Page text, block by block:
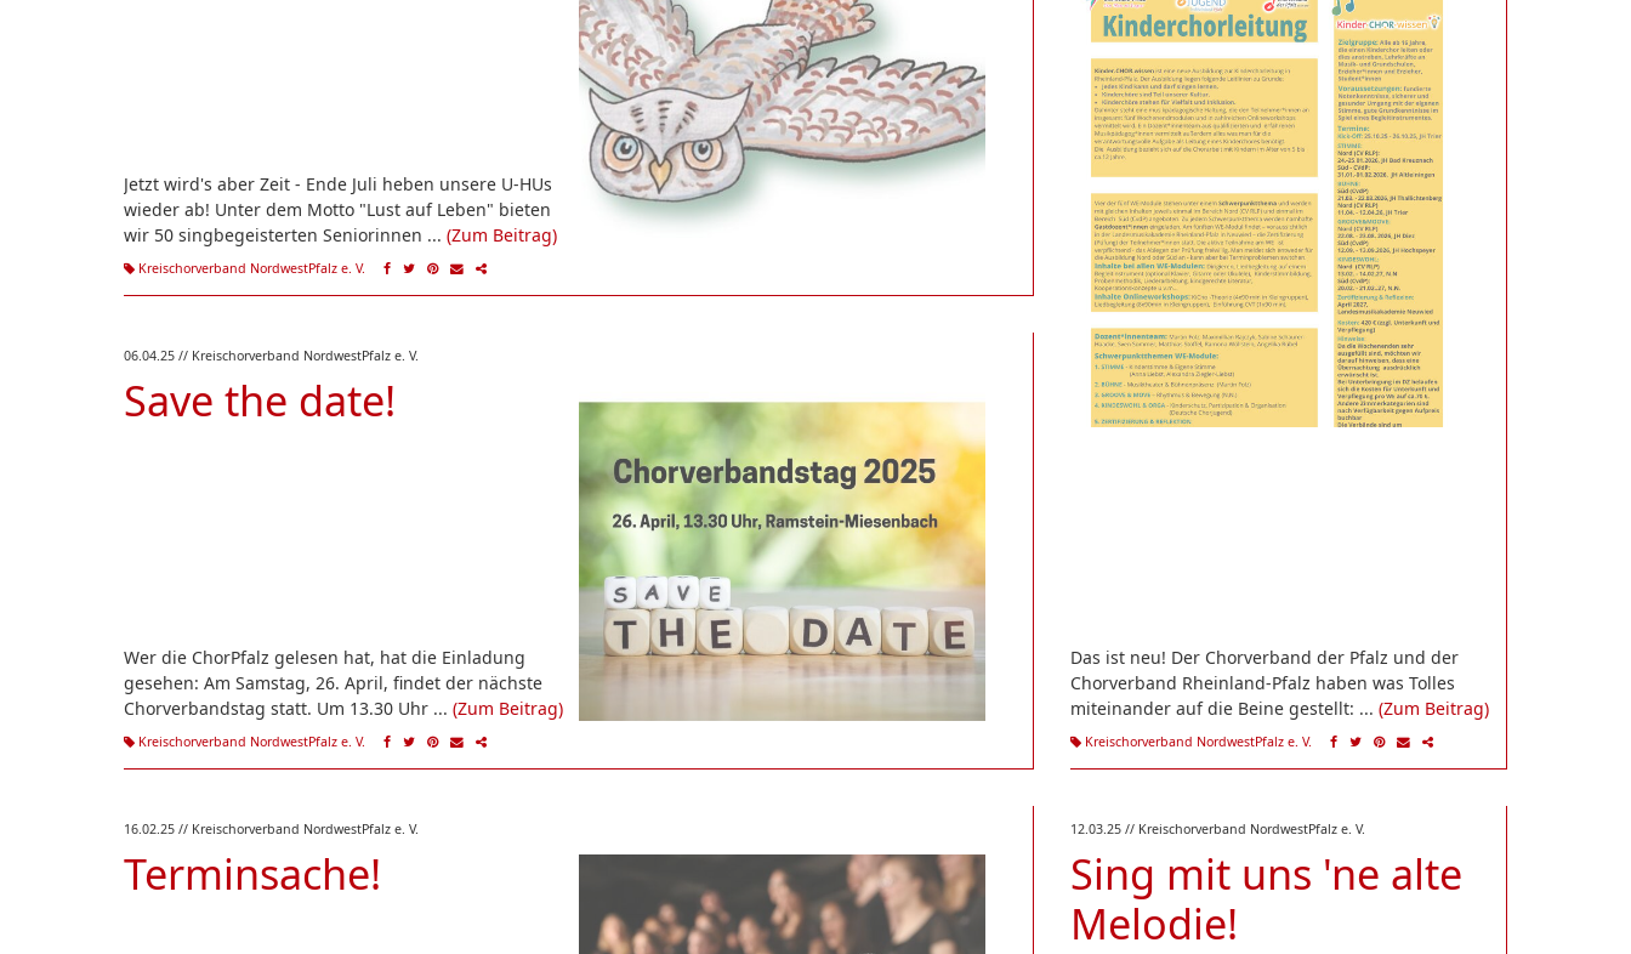
Jetzt wird's aber Zeit - Ende Juli heben unsere U-HUs
wieder ab! Unter dem Motto "Lust auf Leben" bieten
wir 50 singbegeisterten Seniorinnen ... (Zum Beitrag)
Kreischorverband NordwestPfalz e. V.
06.04.25 // Kreischorverband NordwestPfalz e. V.
Save the date!
Wer die ChorPfalz gelesen hat, hat die Einladung
gesehen: Am Samstag, 26. April, findet der nächste
Chorverbandstag statt. Um 13.30 Uhr ... (Zum Beitrag)
Kreischorverband NordwestPfalz e. V.
Das ist neu! Der Chorverband der Pfalz und der
Chorverband Rheinland-Pfalz haben was Tolles
miteinander auf die Beine gestellt: ... (Zum Beitrag)
Kreischorverband NordwestPfalz e. V.
16.02.25 // Kreischorverband NordwestPfalz e. V.
Terminsache!
12.03.25 // Kreischorverband NordwestPfalz e. V.
Sing mit uns 'ne alte
Melodie!